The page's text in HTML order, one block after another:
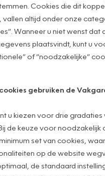
Cookies die dit
vallen altijd onder onze
Wanneer u niet wenst dat
plaatsvindt, kunt u
of “noodzakelijke”
gebruiken de
u kiezen voor drie gradaties
de keuze voor noodzakelijk
set van cookies,
op de website
de standaard